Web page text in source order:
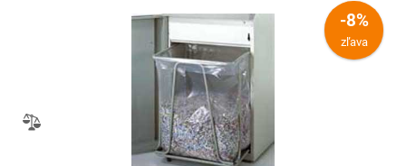
-8%
zľava